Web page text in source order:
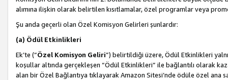
alımına ilişkin olarak belirtilen kısıtlamalar, özel programlar veya
Şu anda geçerli olan Özel Komisyon Gelirleri şunlardır:
(a) Ödül Etkinlikleri
Ek’te (“Özel Komisyon Geliri”) belirtildiği üzere, Ödül Etkinlikleri
koşullar altında gerçekleşen “Ödül Etkinlikleri” ile bağlantılı olarak
alan bir Özel Bağlantıya tıklayarak Amazon Sitesi’nde ödüle özel ana